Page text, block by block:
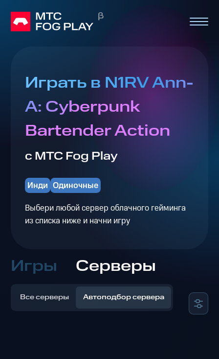
Играть в N1RV Ann-
A: Cyberpunk
Bartender Action
с МТС Fog Play
Инди Одиночные
Выбери любой сервер облачного гейминга
из списка ниже и начни игру
Игры Серверы
Все серверы Автоподбор сервера